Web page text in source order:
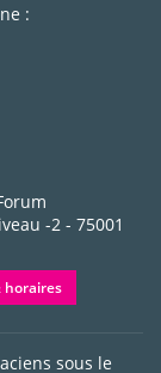
:
-2- 75001
horaires
sous le